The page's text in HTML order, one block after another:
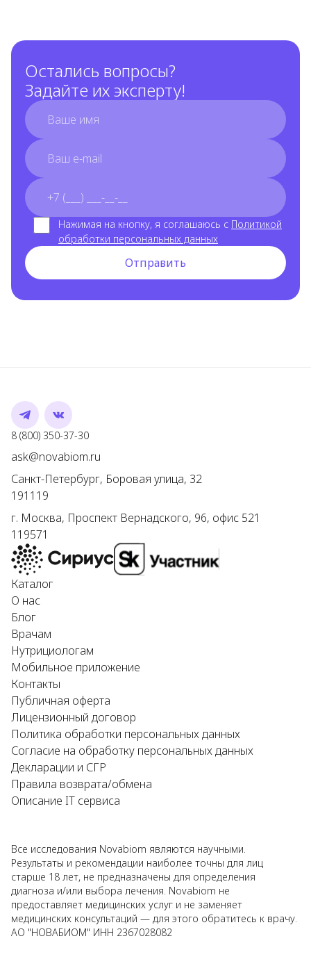
Остались вопросы?
Задайте их эксперту!
full_name
email
phone_number
Нажимая на кнопку, я соглашаюсь с Политикой
обработки персональных данных
Отправить
Telegram
VK
8 (800) 350-37-30Номер телефона
ask@novabiom.ru
Санкт-Петербург, Боровая улица, 32
191119
г. Москва, Проспект Вернадского, 96, офис 521
119571
Каталог
О нас
Блог
Врачам
Нутрициологам
Мобильное приложение
Контакты
Публичная оферта
Лицензионный договор
Политика обработки персональных данных
Согласие на обработку персональных данных
Декларации и СГР
Правила возврата/обмена
Описание IT сервиса
Все исследования Novabiom являются научными.
Результаты и рекомендации наиболее точны для лиц
старше 18 лет, не предназначены для определения
диагноза и/или выбора лечения. Novabiom не
предоставляет медицинских услуг и не заменяет
медицинских консультаций — для этого обратитесь к врачу.
АО "НОВАБИОМ" ИНН 2367028082